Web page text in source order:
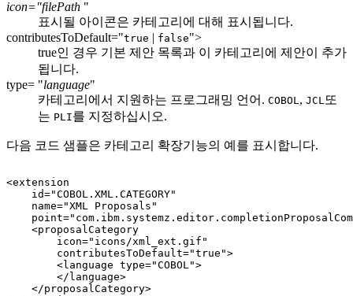
icon="filePath "
표시될 아이콘은 카테고리에 대해 표시됩니다.
contributesToDefault="true | false">
true인 경우 기본 제안 목록과 이 카테고리에 제안이 추가
됩니다.
type= "language"
카테고리에서 지원하는 프로그래밍 언어. COBOL, JCL또
는 PLI를 지정하십시오.
다음 코드 샘플은 카테고리 확장기능의 예를 표시합니다.
<extension
    id="COBOL.XML.CATEGORY"
    name="XML Proposals"
    <proposalCategory
        icon="icons/xml_ext.gif"
        contributesToDefault="true">
        <language type="COBOL">
        </language>
    </proposalCategory>